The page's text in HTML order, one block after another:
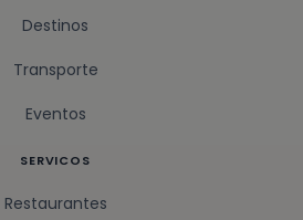
Destinos
Transporte
Eventos
SERVICOS
Restaurantes